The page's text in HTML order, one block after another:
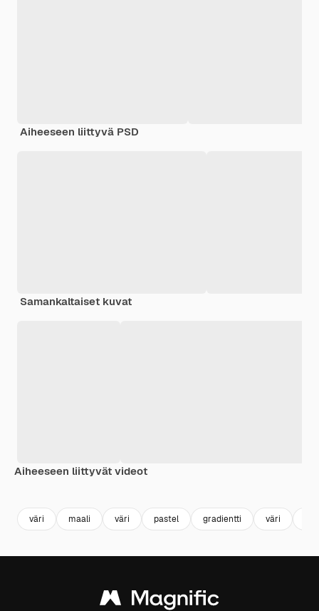
Aiheeseen liittyvä PSD
Samankaltaiset kuvat
Aiheeseen liittyvät videot
väri maali väri pastel gradientti väri